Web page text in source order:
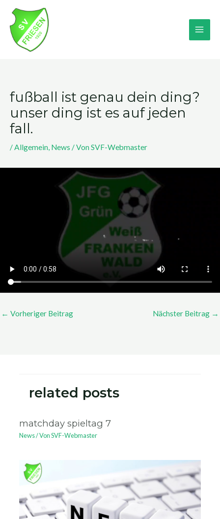
Inhalt
springen
fußball ist genau dein ding?
unser ding ist es auf jeden
fall.
/Allgemein, News / VonSVF-Webmaster
← Vorheriger Beitrag Nächster Beitrag →
related posts
matchday spieltag 7
News/ VonSVF-Webmaster